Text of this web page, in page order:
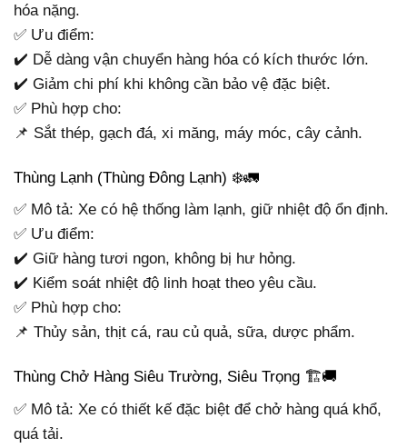
hóa nặng.
✅ Ưu điểm:
✔️ Dễ dàng vận chuyển hàng hóa có kích thước lớn.
✔️ Giảm chi phí khi không cần bảo vệ đặc biệt.
✅ Phù hợp cho:
📌 Sắt thép, gạch đá, xi măng, máy móc, cây cảnh.
Thùng Lạnh (Thùng Đông Lạnh) ❄️🚛
✅ Mô tả: Xe có hệ thống làm lạnh, giữ nhiệt độ ổn định.
✅ Ưu điểm:
✔️ Giữ hàng tươi ngon, không bị hư hỏng.
✔️ Kiểm soát nhiệt độ linh hoạt theo yêu cầu.
✅ Phù hợp cho:
📌 Thủy sản, thịt cá, rau củ quả, sữa, dược phẩm.
Thùng Chở Hàng Siêu Trường, Siêu Trọng 🏗🚚
✅ Mô tả: Xe có thiết kế đặc biệt để chở hàng quá khổ,
quá tải.